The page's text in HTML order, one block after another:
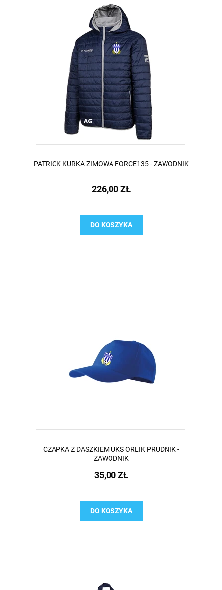
PATRICK KURKA ZIMOWA FORCE135 - ZAWODNIK
226,00 ZŁ
DO KOSZYKA
CZAPKA Z DASZKIEM UKS ORLIK PRUDNIK -
ZAWODNIK
35,00 ZŁ
DO KOSZYKA